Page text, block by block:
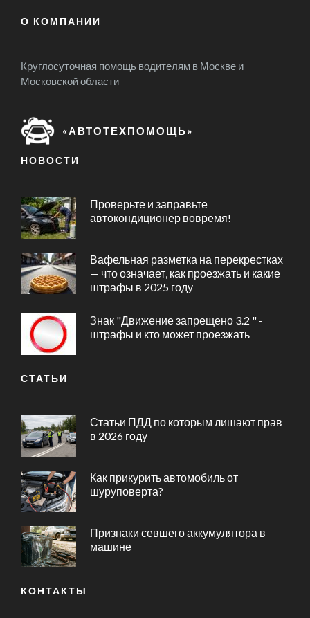
О КОМПАНИИ
Круглосуточная помощь водителям в Москве и
Московской области
«АВТОТЕХПОМОЩЬ»
НОВОСТИ
Проверьте и заправьте
автокондиционер вовремя!
Вафельная разметка на перекрестках
— что означает, как проезжать и какие
штрафы в 2025 году
Знак "Движение запрещено 3.2 " -
штрафы и кто может проезжать
СТАТЬИ
Статьи ПДД по которым лишают прав
в 2026 году
Как прикурить автомобиль от
шуруповерта?
Признаки севшего аккумулятора в
машине
КОНТАКТЫ